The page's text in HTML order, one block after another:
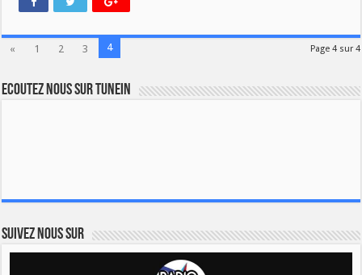
Page 4 sur 4
« 1 2 3 4
Ecoutez nous sur TuneIn
Suivez nous sur